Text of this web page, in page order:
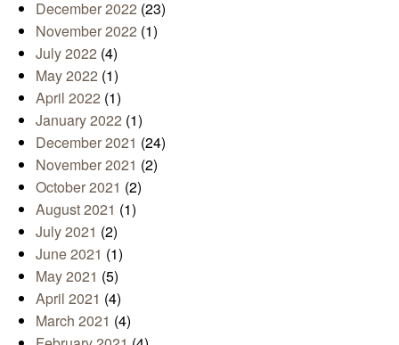
December 2022 (23)
November 2022 (1)
July 2022 (4)
May 2022 (1)
April 2022 (1)
January 2022 (1)
December 2021 (24)
November 2021 (2)
October 2021 (2)
August 2021 (1)
July 2021 (2)
June 2021 (1)
May 2021 (5)
April 2021 (4)
March 2021 (4)